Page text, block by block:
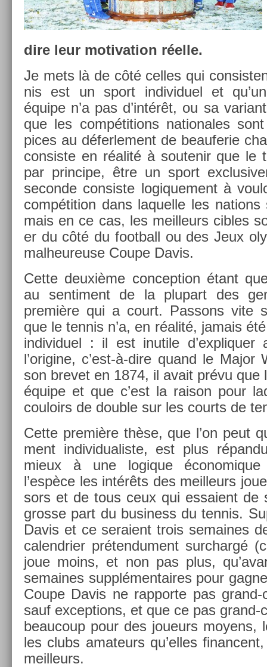
dire leur motiva­tion réelle.
Je mets là de côté cel­les qui
nis est un sport in­dividuel et
équipe n’a pas d’intérêt, ou sa
que les com­péti­tions nationales
pices au défer­le­ment de be­auferie
con­sis­te en réalité à soutenir que le
par prin­cipe, être un sport
secon­de con­sis­te logique­ment à
com­péti­tion dans laquel­le les na­tions
mais en ce cas, les meil­leurs cib­les
er du côté du foot­ball ou des Jeux
mal­heureuse Coupe Davis.
Cette deuxième con­cep­tion étant
au sen­ti­ment de la plupart des
première qui a court. Pas­sons vite
que le ten­nis n’a, en réalité, jamais
in­dividuel : il est in­utile d’expliqu­er
l’origine, c’est-à-dire quand le Major
son brevet en 1874, il avait prévu que
équipe et que c’est la raison pour
co­uloirs de doub­le sur les co­urts de
Cette première thèse, que l’on peut
ment in­dividualis­te, est plus
mieux à une logique
l’espèce les intérêts des meil­leurs
sors et de tous ceux qui es­saient de
gros­se part du busi­ness du ten­nis.
Davis et ce seraient trois semaines
calendri­er préten­du­ment sur­chargé
joue moins, et non pas plus,
semaines sup­plémen­taires pour
Coupe Davis ne rap­porte pas
sauf ex­cep­tions, et que ce pas grand-
be­aucoup pour des joueurs moyens,
les clubs amateurs qu’elles
meil­leurs.